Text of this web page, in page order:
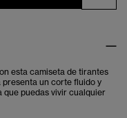
esta camiseta de tirantes
presenta un corte fluido y
que puedas vivir cualquier